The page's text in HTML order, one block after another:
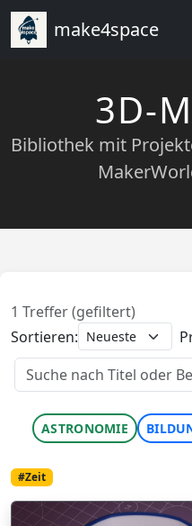
make4space
3D-
Bibliothek mit
1 Treffer (gefiltert)
Sortieren:
ASTRONOMIE
#Zeit